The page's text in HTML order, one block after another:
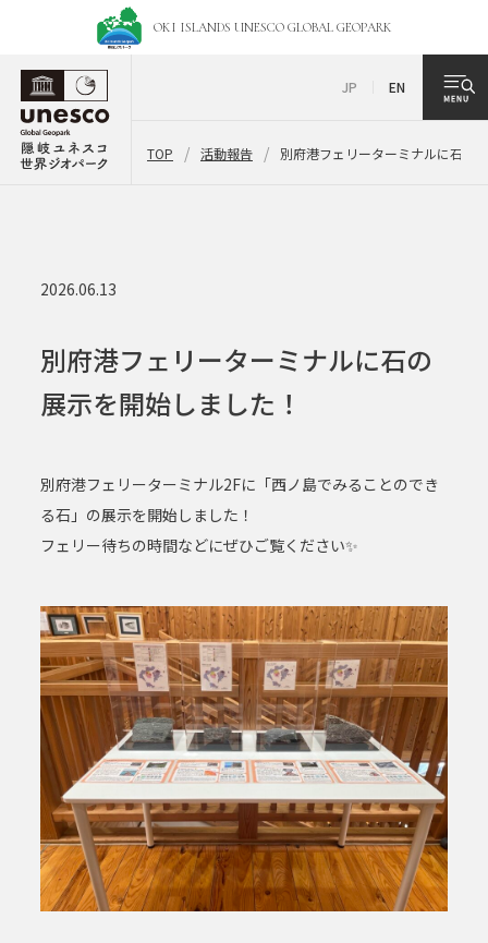
OKI ISLANDS UNESCO GLOBAL GEOPARK
JP EN
TOP 活動報告 別府港フェリーターミナルに石の
2026.06.13
別府港フェリーターミナルに石の
展示を開始しました！
別府港フェリーターミナル2Fに「西ノ島でみることのでき
る石」の展示を開始しました！
フェリー待ちの時間などにぜひご覧ください✨